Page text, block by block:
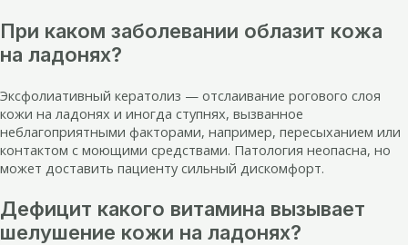
При каком заболевании облазит кожа
на ладонях?
Эксфолиативный кератолиз — отслаивание рогового слоя
кожи на ладонях и иногда ступнях, вызванное
неблагоприятными факторами, например, пересыханием или
контактом с моющими средствами. Патология неопасна, но
может доставить пациенту сильный дискомфорт.
Дефицит какого витамина вызывает
шелушение кожи на ладонях?